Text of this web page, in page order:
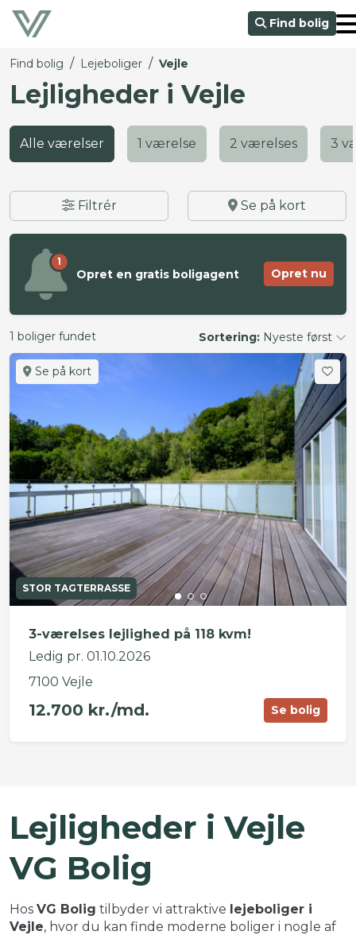
Find bolig
Find bolig / Lejeboliger / Vejle
Lejligheder i Vejle
Alle værelser 1 værelse 2 værelses 3
Filtrér Se på kort
1
Opret en gratis boligagent Opret nu
1 boliger fundet Sortering: Nyeste først
Se på kort
STOR TAGTERRASSE
3-værelses lejlighed på 118 kvm!
Ledig pr. 01.10.2026
7100 Vejle
12.700 kr./md. Se bolig
−
Lejligheder i Vejle
VG Bolig
Hos VG Bolig tilbyder vi attraktive lejeboliger i
Vejle, hvor du kan finde moderne boliger i nogle af